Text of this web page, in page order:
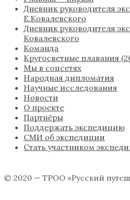
Дневник руководителя
Е.Ковалевского
Дневник руководителя
Ковалевского
Команда
Кругосветные плавания
Мы в соцсетях
Народная дипломатия
Научные исследования
Новости
О проекте
Партнёры
Поддержать экспедицию
СМИ об экспедиции
Стать участником
© 2020 — ТРОО «Русский